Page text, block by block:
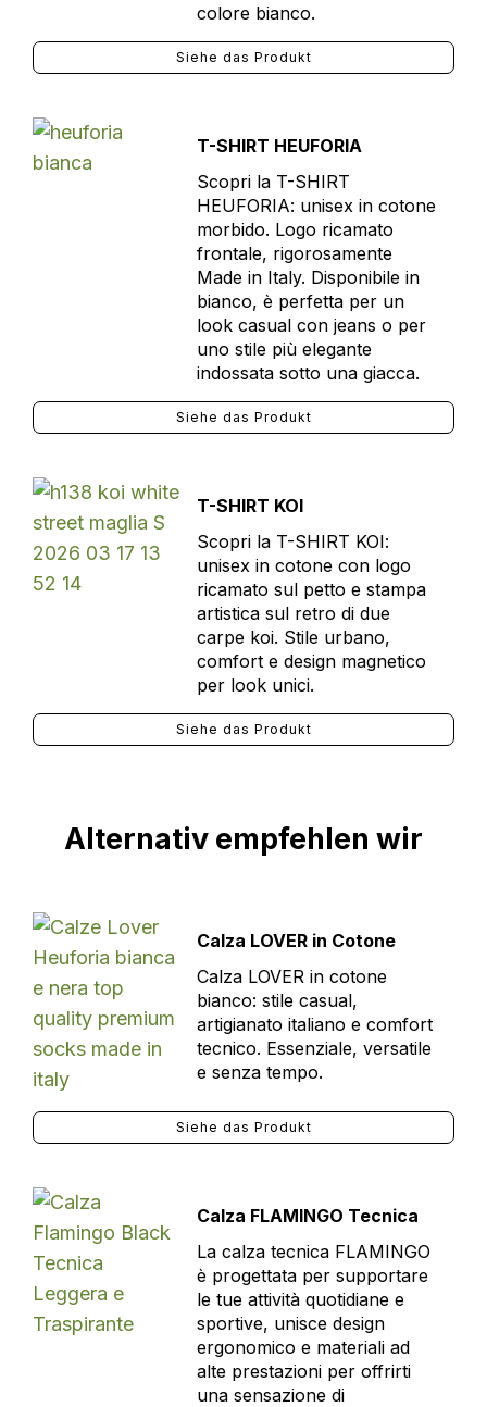
colore bianco.
Siehe das Produkt
T-SHIRT HEUFORIA
Scopri la T-SHIRT
HEUFORIA: unisex in cotone
morbido. Logo ricamato
frontale, rigorosamente
Made in Italy. Disponibile in
bianco, è perfetta per un
look casual con jeans o per
uno stile più elegante
indossata sotto una giacca.
Siehe das Produkt
T-SHIRT KOI
Scopri la T-SHIRT KOI:
unisex in cotone con logo
ricamato sul petto e stampa
artistica sul retro di due
carpe koi. Stile urbano,
comfort e design magnetico
per look unici.
Siehe das Produkt
Alternativ empfehlen wir
Calza LOVER in Cotone
Calza LOVER in cotone
bianco: stile casual,
artigianato italiano e comfort
tecnico. Essenziale, versatile
e senza tempo.
Siehe das Produkt
Calza FLAMINGO Tecnica
La calza tecnica FLAMINGO
è progettata per supportare
le tue attività quotidiane e
sportive, unisce design
ergonomico e materiali ad
alte prestazioni per offrirti
una sensazione di